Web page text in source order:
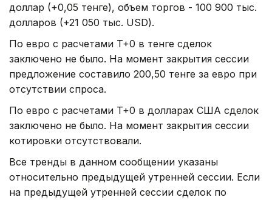
доллар (+0,05 тенге), объем торгов - 100 900 тыс.
долларов (+21 050 тыс. USD).
По евро с расчетами T+0 в тенге сделок
заключено не было. На момент закрытия сессии
предложение составило 200,50 тенге за евро при
отсутствии спроса.
По евро с расчетами T+0 в долларах США сделок
заключено не было. На момент закрытия сессии
котировки отсутствовали.
Все тренды в данном сообщении указаны
относительно предыдущей утренней сессии. Если
на предыдущей утренней сессии сделок по